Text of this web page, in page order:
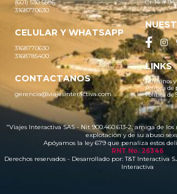
(601) 530 5586
3168770630
CELULAR Y WHATSAPP
3168770630
3168785400
CONTACTANOS
gerencia@viajesinteractiva.com
Cr 14 #
LINKS
Términos
Política de
Política de
"Viajes Interactiva SAS - Nit 900.460.613-2, amiga de
explotación y de su abuso
Apóyamos la ley 679 que penaliza estos
RNT No. 26346
Derechos reservados - Desarrollado por:T&T Interactiva
Interactiva